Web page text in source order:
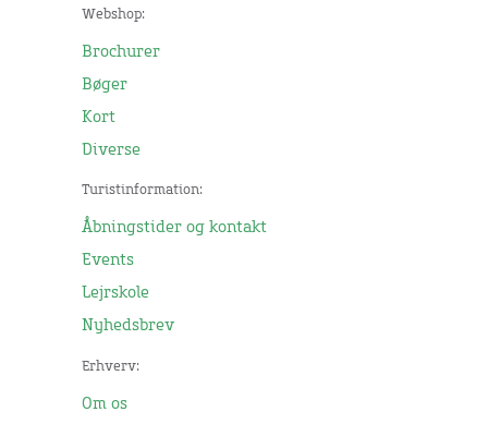
Webshop:
Brochurer
Bøger
Kort
Diverse
Turistinformation:
Åbningstider og kontakt
Events
Lejrskole
Nyhedsbrev
Erhverv:
Om os